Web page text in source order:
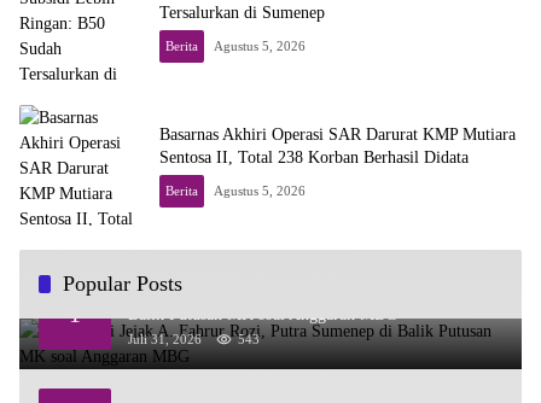
Tersalurkan di Sumenep
Berita Agustus 5, 2026
Basarnas Akhiri Operasi SAR Darurat KMP Mutiara
Sentosa II, Total 238 Korban Berhasil Didata
Berita Agustus 5, 2026
Popular Posts
1
Menelusuri Jejak A. Fahrur Rozi, Putra Sumenep di
Balik Putusan MK soal Anggaran MBG
Juli 31, 2026 543